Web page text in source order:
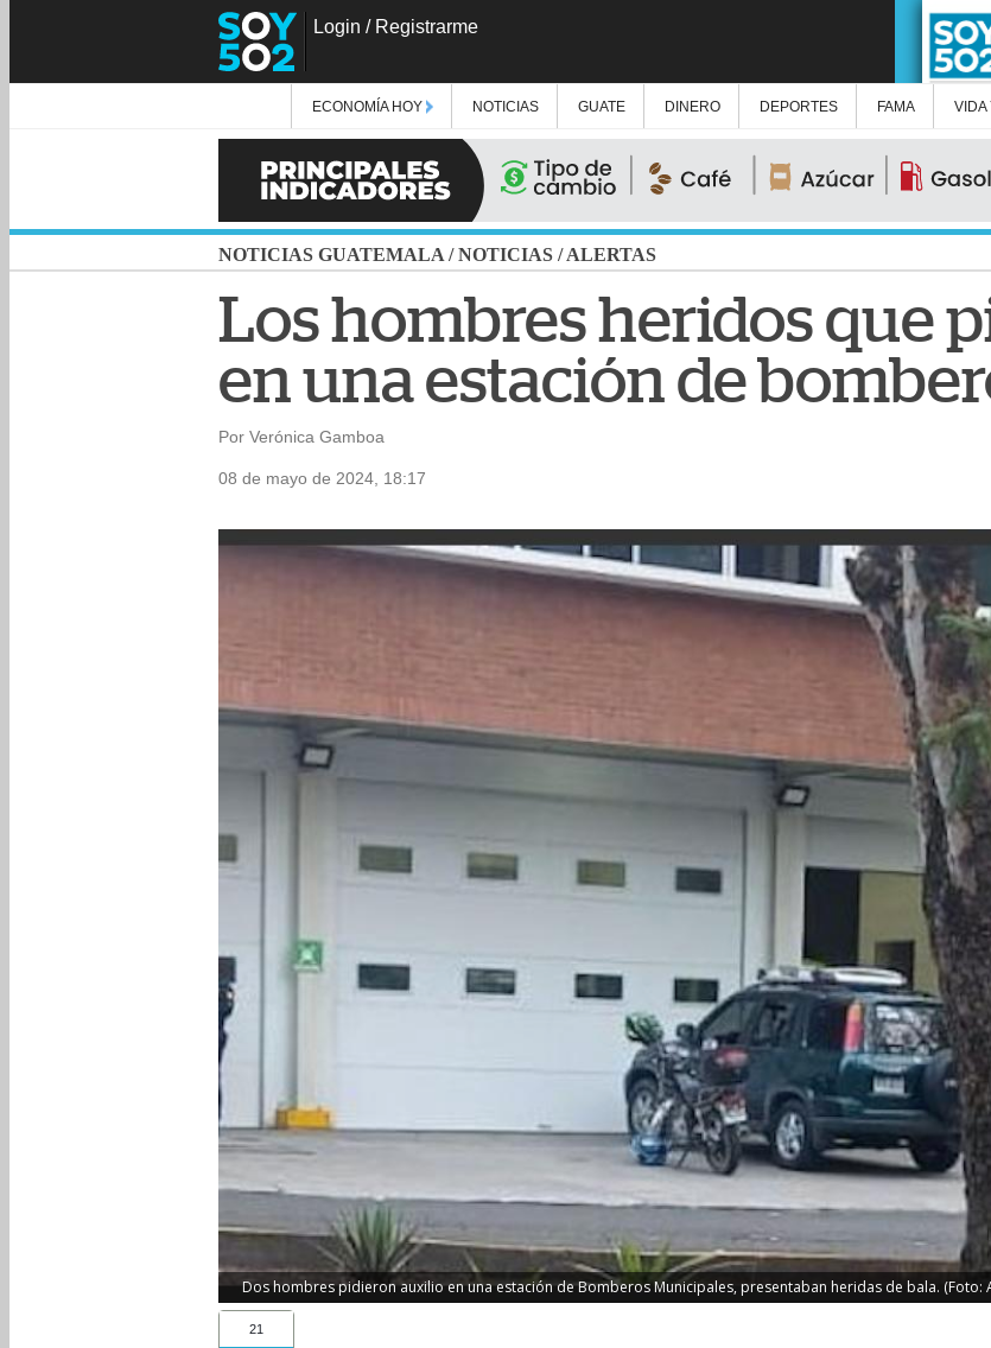
Login / Registrarme
ECONOMÍA HOY NOTICIAS GUATE DINERO DEPORTES FAMA VIDA
NOTICIAS GUATEMALA /NOTICIAS /ALERTAS
Los hombres heridos que
en una estación de
Por Verónica Gamboa
08 de mayo de 2024, 18:17
Dos hombres pidieron auxilio en una estación de Bomberos Municipales, presentaban heridas de bala. (Foto:
21